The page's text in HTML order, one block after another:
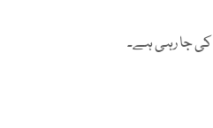
جا رہی ہے۔